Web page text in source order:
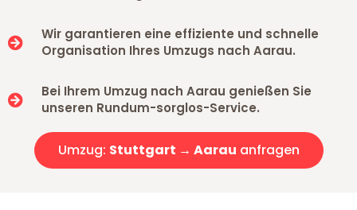
Wir garantieren eine effiziente und schnelle
Organisation Ihres Umzugs nach Aarau.
Bei Ihrem Umzug nach Aarau genießen Sie
unseren Rundum-sorglos-Service.
Umzug: Stuttgart → Aarau anfragen